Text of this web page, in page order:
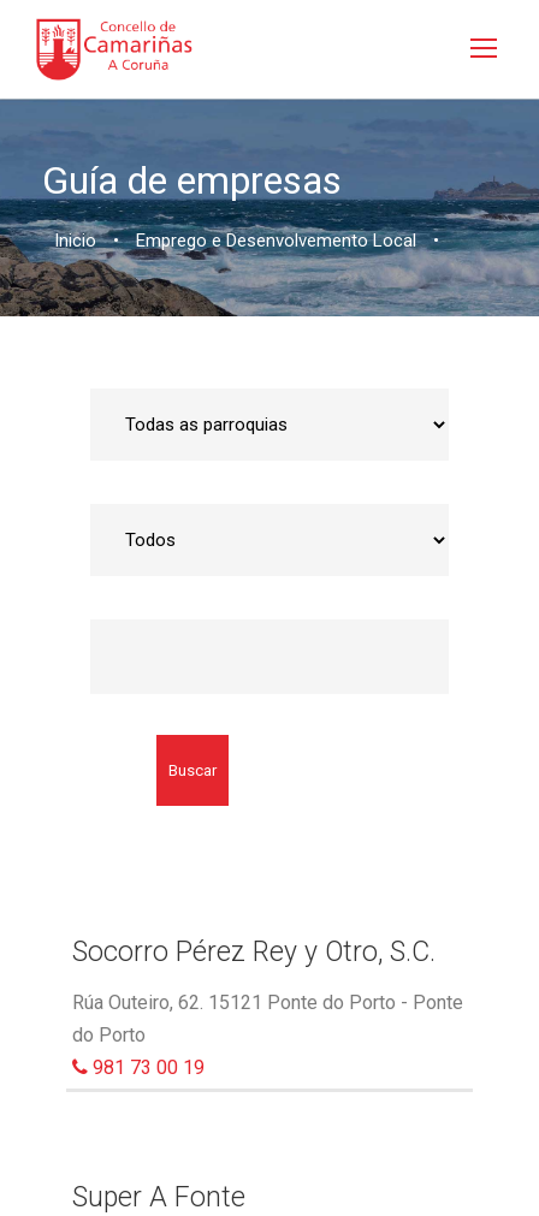
Guía de empresas
Inicio • Emprego e Desenvolvemento Local •
Buscar
Socorro Pérez Rey y Otro, S.C.
Rúa Outeiro, 62. 15121 Ponte do Porto - Ponte
do Porto
981 73 00 19
Super A Fonte